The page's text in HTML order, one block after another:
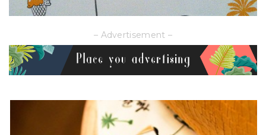
– Advertisement –